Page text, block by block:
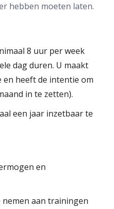
hebben moeten laten.
8 uur per week
dag duren. U maakt
en heeft de intentie om
in te zetten).
een jaar inzetbaar te
en
nemen aan trainingen